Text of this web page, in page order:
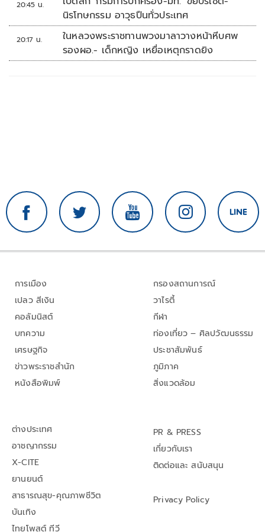
20:45 น.
นิรโทษกรรม อาวุธปืนทั่วประเทศ
20:17 น.
ในหลวงพระราชทานพวงมาลาวางหน้าหีบศพ
รองผอ.- เด็กหญิง เหยื่อเหตุกราดยิง
การเมือง
เปลว สีเงิน
คอลัมนิสต์
บทความ
เศรษฐกิจ
ข่าวพระราชสำนัก
หนังสือพิมพ์
กรองสถานการณ์
วาไรตี้
กีฬา
ท่องเที่ยว – ศิลปวัฒนธรรม
ประชาสัมพันธ์
ภูมิภาค
สิ่งแวดล้อม
ต่างประเทศ
อาชญากรรม
X-CITE
ยานยนต์
สาธารณสุข-คุณภาพชีวิต
บันเทิง
ไทยโพสต์ ทีวี
PR & PRESS
เกี่ยวกับเรา
ติดต่อและ สนับสนุน
Privacy Policy